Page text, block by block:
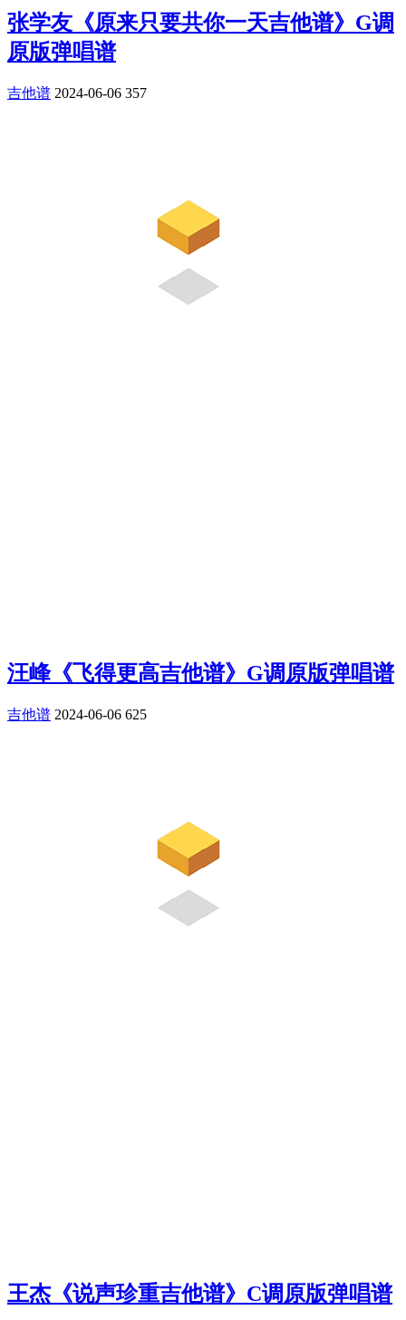
张学友《原来只要共你一天吉他谱》G调
原版弹唱谱
吉他谱 2024-06-06 357
汪峰《飞得更高吉他谱》G调原版弹唱谱
吉他谱 2024-06-06 625
王杰《说声珍重吉他谱》C调原版弹唱谱